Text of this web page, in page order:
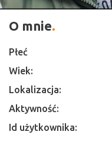
O mnie
Płeć
Wiek:
Lokalizacja:
Aktywność:
Id użytkownika: